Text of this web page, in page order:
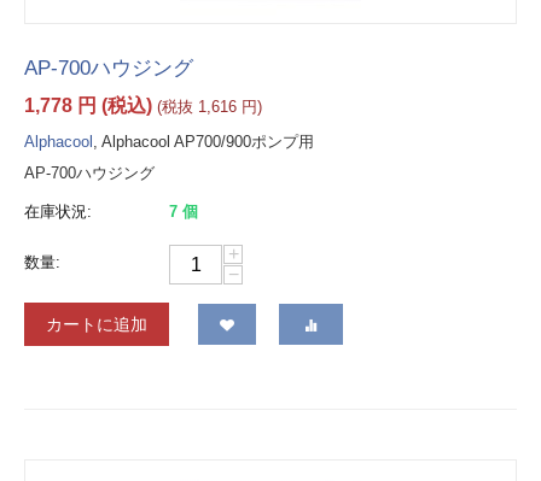
AP-700ハウジング
1,778 円 (税込) (税抜 1,616 円)
Alphacool , Alphacool AP700/900ポンプ用
AP-700ハウジング
在庫状況: 7 個
数量:
+
−
カートに追加